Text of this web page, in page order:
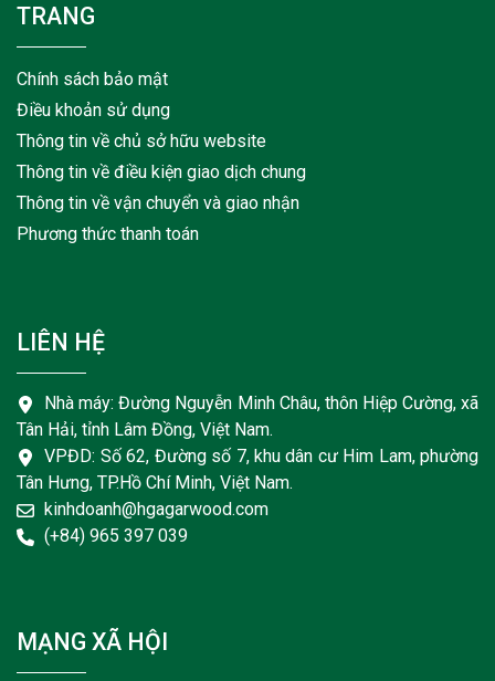
TRANG
Chính sách bảo mật
Điều khoản sử dụng
Thông tin về chủ sở hữu website
Thông tin về điều kiện giao dịch chung
Thông tin về vận chuyển và giao nhận
Phương thức thanh toán
LIÊN HỆ
Nhà máy: Đường Nguyễn Minh Châu, thôn Hiệp Cường, xã
Tân Hải, tỉnh Lâm Đồng, Việt Nam.
VPĐD: Số 62, Đường số 7, khu dân cư Him Lam, phường
Tân Hưng, TP.Hồ Chí Minh, Việt Nam.
kinhdoanh@hgagarwood.com
(+84) 965 397 039
MẠNG XÃ HỘI